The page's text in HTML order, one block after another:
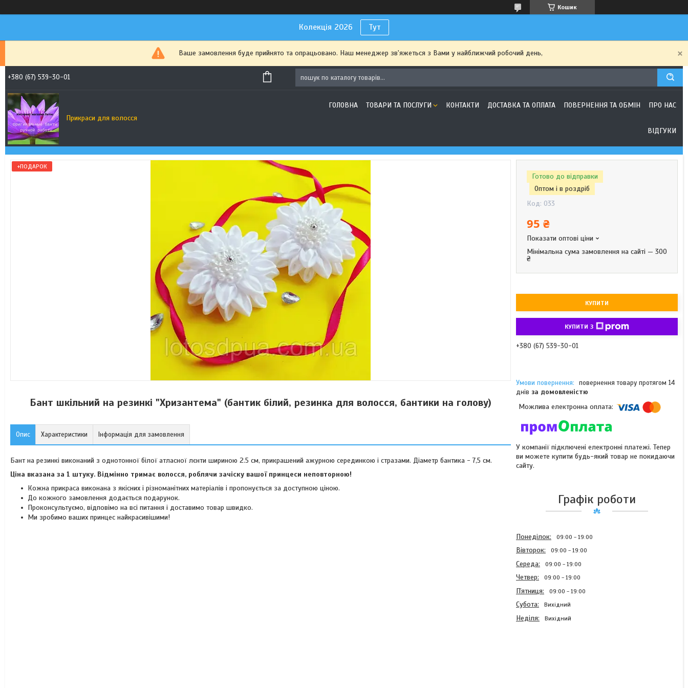
Кошик
Колекція 2026 Тут
Ваше замовлення буде прийнято та опрацьовано. Наш менеджер зв'яжеться з Вами у найближчий робочий день,
+380 (67) 539-30-01
Прикраси для волосся
ГОЛОВНА ТОВАРИ ТА ПОСЛУГИ КОНТАКТИ ДОСТАВКА ТА ОПЛАТА ПОВЕРНЕННЯ ТА ОБМІН ПРО НАС
ВІДГУКИ
+ПОДАРОК
Бант шкільний на резинкі "Хризантема" (бантик білий, резинка для волосся, бантики на голову)
Опис Характеристики Інформація для замовлення
Бант на резинкі виконаний з однотонної білої атласної лєнти шириною 2.5 см, прикрашений ажурною серединкою і стразами. Діаметр бантика - 7,5 см.
Ціна вказана за 1 штуку. Відмінно тримає волосся, роблячи зачіску вашої принцеси неповторною!
Кожна прикраса виконана з якісних і різноманітних матеріалів і пропонується за доступною ціною.
До кожного замовлення додається подарунок.
Проконсультуємо, відповімо на всі питання і доставимо товар швидко.
Ми зробимо ваших принцес найкрасивішими!
Готово до відправки
Оптом і в роздріб
Код: 033
95 ₴
Показати оптові ціни
Мінімальна сума замовлення на сайті — 300
₴
КУПИТИ
КУПИТИ З
+380 (67) 539-30-01
повернення товару протягом 14
днів за домовленістю
У компанії підключені електронні платежі. Тепер
ви можете купити будь-який товар не покидаючи
сайту.
Графік роботи
Понеділок 09:00 19:00
Вівторок 09:00 19:00
Середа 09:00 19:00
Четвер 09:00 19:00
Пʼятниця 09:00 19:00
Субота Вихідний
Неділя Вихідний